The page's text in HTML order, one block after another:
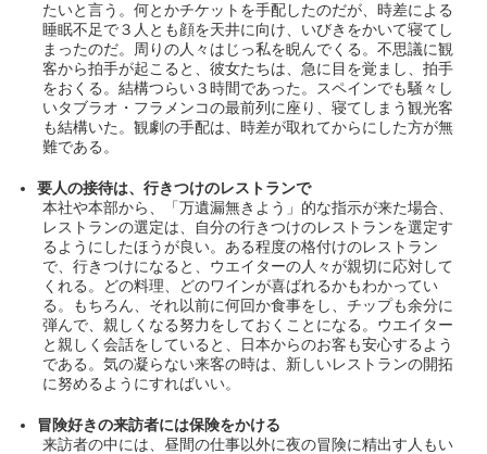
たいと言う。何とかチケットを手配したのだが、時差による
睡眠不足で３人とも顔を天井に向け、いびきをかいて寝てし
まったのだ。周りの人々はじっ私を睨んでくる。不思議に観
客から拍手が起こると、彼女たちは、急に目を覚まし、拍手
をおくる。結構つらい３時間であった。スペインでも騒々し
いタブラオ・フラメンコの最前列に座り、寝てしまう観光客
も結構いた。観劇の手配は、時差が取れてからにした方が無
難である。
要人の接待は、行きつけのレストランで
本社や本部から、「万遺漏無きよう」的な指示が来た場合、
レストランの選定は、自分の行きつけのレストランを選定す
るようにしたほうが良い。ある程度の格付けのレストラン
で、行きつけになると、ウエイターの人々が親切に応対して
くれる。どの料理、どのワインが喜ばれるかもわかってい
る。もちろん、それ以前に何回か食事をし、チップも余分に
弾んで、親しくなる努力をしておくことになる。ウエイター
と親しく会話をしていると、日本からのお客も安心するよう
である。気の凝らない来客の時は、新しいレストランの開拓
に努めるようにすればいい。
冒険好きの来訪者には保険をかける
来訪者の中には、昼間の仕事以外に夜の冒険に精出す人もい